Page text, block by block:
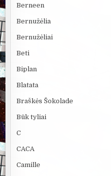
Berneen
Bernužėlia
Bernužėliai
Beti
Biplan
Blatata
Braškės Šokolade
Būk tyliai
C
CACA
Camille